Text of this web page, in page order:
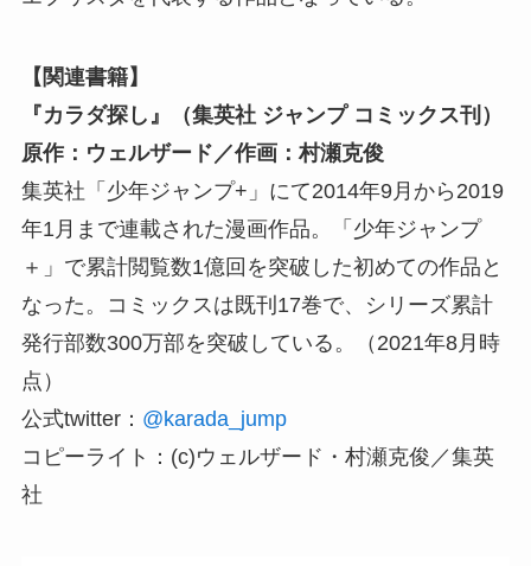
【関連書籍】
『カラダ探し』（集英社 ジャンプ コミックス刊）
原作：ウェルザード／作画：村瀬克俊
集英社「少年ジャンプ+」にて2014年9月から2019
年1月まで連載された漫画作品。「少年ジャンプ
＋」で累計閲覧数1億回を突破した初めての作品と
なった。コミックスは既刊17巻で、シリーズ累計
発行部数300万部を突破している。（2021年8月時
点）
公式twitter： @karada_jump
コピーライト：(c)ウェルザード・村瀬克俊／集英
社